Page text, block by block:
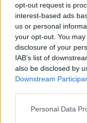
opt-out request is
interest-based ads
us or personal
your opt-out. You
disclosure of your
IAB’s list of
also be disclosed by
Downstream
Please note that this
Personal Data
Continua a